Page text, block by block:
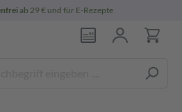
ab 29 € und für E-Rezepte